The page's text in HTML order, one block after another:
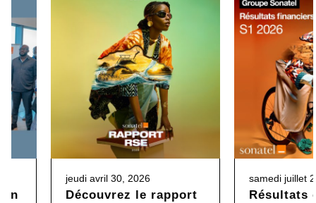
jeudi avril 30, 2026
Découvrez le rapport
samedi juillet
Résultats